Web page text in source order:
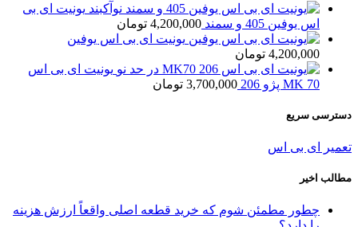
یونیت ای بی
اس یوفین 405 و سمند
4,200,000 تومان
یونیت ای بی اس یوفین
4,200,000 تومان
یونیت ای بی اس
MK 70 پژو 206
3,700,000 تومان
دسترسی سریع
تعمیر ای بی اس
مطالب اخیر
چطور مطمئن شوم که خرید قطعه اصلی واقعاً ارزش هزینه